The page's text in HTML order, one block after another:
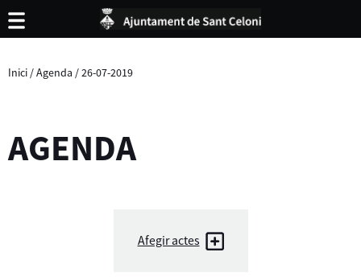
Inici /Agenda /26-07-2019
AGENDA
Afegir actes